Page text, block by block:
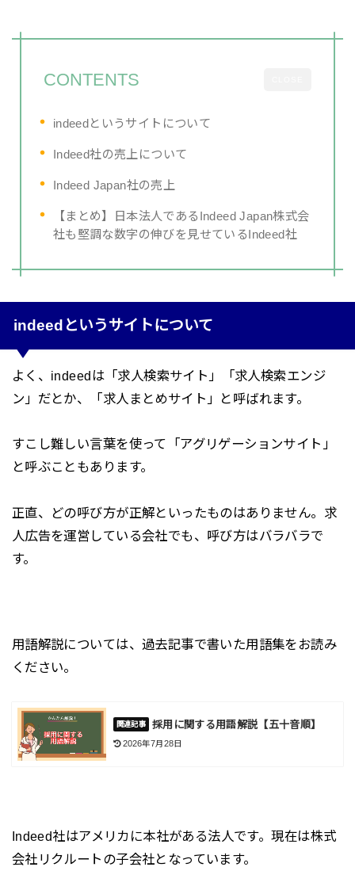
CONTENTS
indeedというサイトについて
Indeed社の売上について
Indeed Japan社の売上
【まとめ】日本法人であるIndeed Japan株式会
社も堅調な数字の伸びを見せているIndeed社
indeedというサイトについて
よく、indeedは「求人検索サイト」「求人検索エンジ
ン」だとか、「求人まとめサイト」と呼ばれます。
すこし難しい言葉を使って「アグリゲーションサイト」
と呼ぶこともあります。
正直、 どの呼び方が正解といったものはありません。 求
人広告を運営している会社でも、呼び方はバラバラで
す。
用語解説については、過去記事で書いた用語集をお読み
ください。
採用に関する用語解説【五十音順】
2026年7月28日
Indeed社はアメリカに本社がある法人です。現在は株式
会社リクルートの子会社となっています。